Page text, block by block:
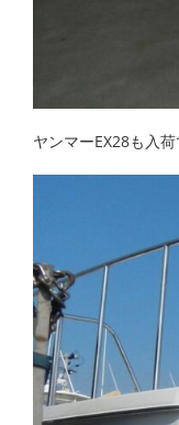
ヤンマーEX28も入